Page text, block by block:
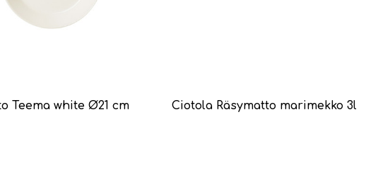
Teema white Ø21 cm Ciotola Räsymatto marimekko 3l